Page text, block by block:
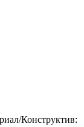
Конструктив: